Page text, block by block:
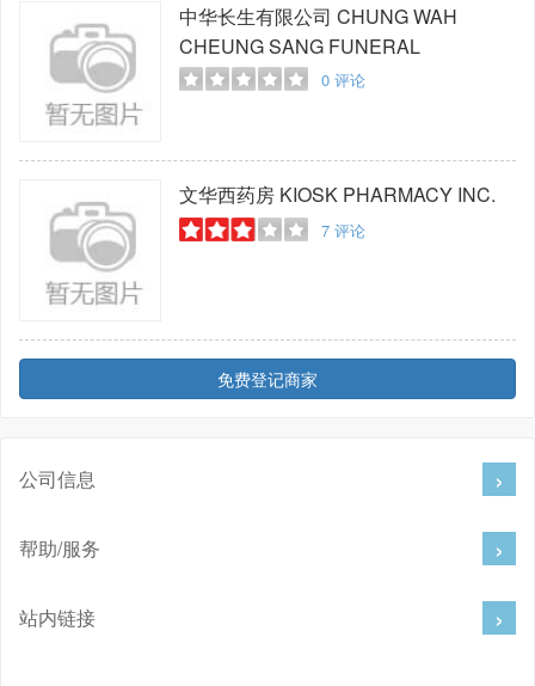
中华长生有限公司 CHUNG WAH
CHEUNG SANG FUNERAL
0评论
文华西药房KIOSK PHARMACY INC.
7评论
免费登记商家
公司信息
帮助/服务
站内链接